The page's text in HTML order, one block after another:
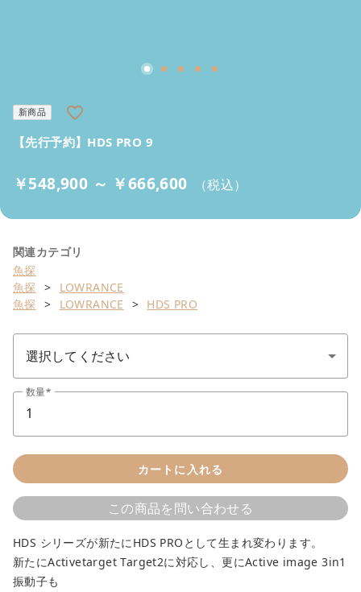
新商品 favorite_border
【先行予約】HDS PRO 9
￥548,900 ～ ￥666,600 （税込）
関連カテゴリ
魚探
魚探
LOWRANCE
魚探
LOWRANCE HDS PRO
数量
カートに入れる
この商品を問い合わせる
HDS シリーズが新たにHDS PROとして生まれ変わります。
新たにActivetarget Target2に対応し、更にActive image 3in1
振動子も